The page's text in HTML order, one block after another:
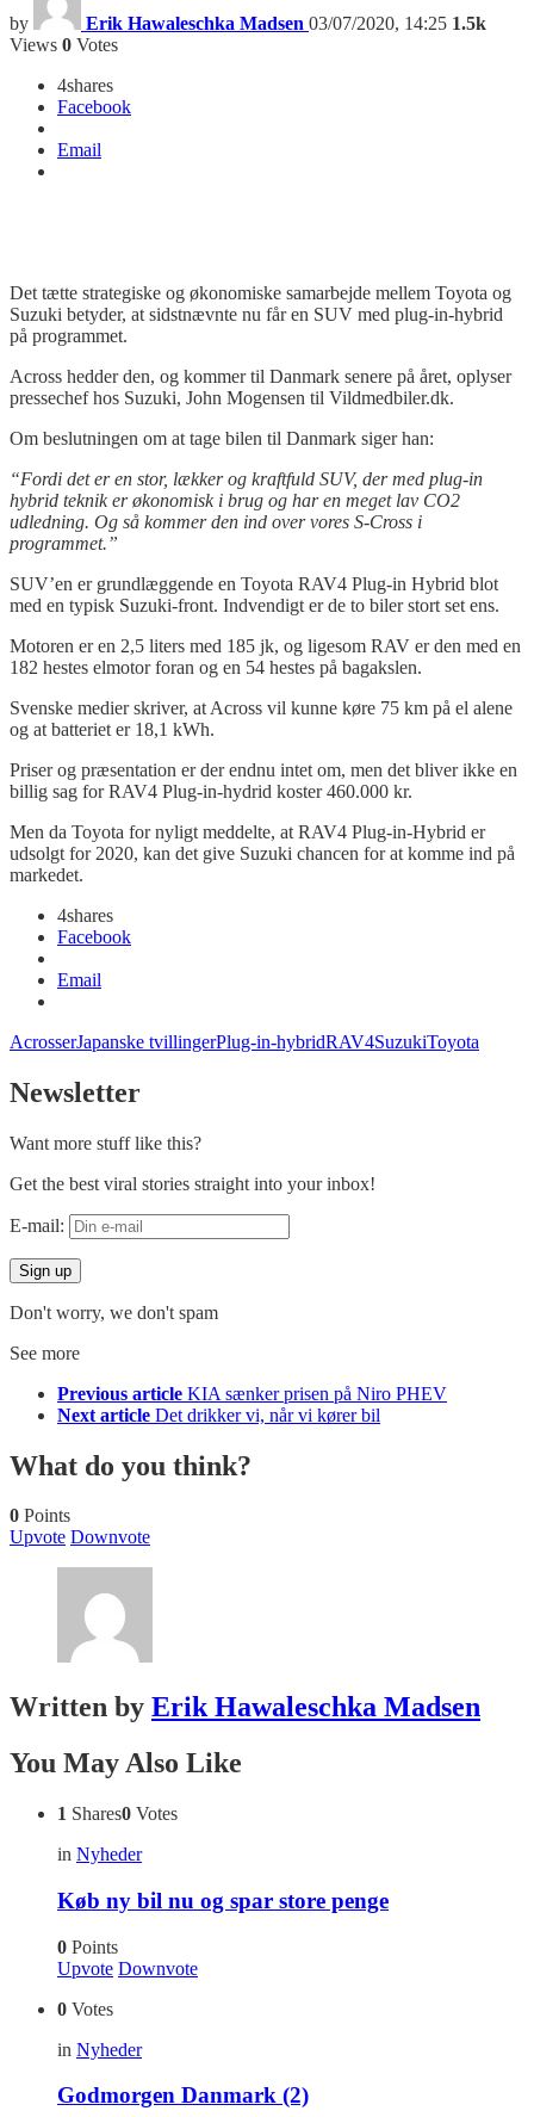
by Erik Hawaleschka Madsen 03/07/2020, 14:25 1.5k
Views 0 Votes
4shares
Facebook
Email
Det tætte strategiske og økonomiske samarbejde mellem Toyota og
Suzuki betyder, at sidstnævnte nu får en SUV med plug-in-hybrid
på programmet.
Across hedder den, og kommer til Danmark senere på året, oplyser
pressechef hos Suzuki, John Mogensen til Vildmedbiler.dk.
Om beslutningen om at tage bilen til Danmark siger han:
“Fordi det er en stor, lækker og kraftfuld SUV, der med plug-in
hybrid teknik er økonomisk i brug og har en meget lav CO2
udledning. Og så kommer den ind over vores S-Cross i
programmet.”
SUV’en er grundlæggende en Toyota RAV4 Plug-in Hybrid blot
med en typisk Suzuki-front. Indvendigt er de to biler stort set ens.
Motoren er en 2,5 liters med 185 jk, og ligesom RAV er den med en
182 hestes elmotor foran og en 54 hestes på bagakslen.
Svenske medier skriver, at Across vil kunne køre 75 km på el alene
og at batteriet er 18,1 kWh.
Priser og præsentation er der endnu intet om, men det bliver ikke en
billig sag for RAV4 Plug-in-hydrid koster 460.000 kr.
Men da Toyota for nyligt meddelte, at RAV4 Plug-in-Hybrid er
udsolgt for 2020, kan det give Suzuki chancen for at komme ind på
markedet.
4shares
Facebook
Email
AcrosserJapanske tvillingerPlug-in-hybridRAV4SuzukiToyota
Newsletter
Want more stuff like this?
Get the best viral stories straight into your inbox!
E-mail:
Don't worry, we don't spam
See more
Previous article KIA sænker prisen på Niro PHEV
Next article Det drikker vi, når vi kører bil
What do you think?
0 Points
Upvote Downvote
Written by Erik Hawaleschka Madsen
You May Also Like
1 Shares0 Votes
in Nyheder
Køb ny bil nu og spar store penge
0 Points
Upvote Downvote
0 Votes
in Nyheder
Godmorgen Danmark (2)